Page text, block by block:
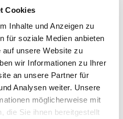
Cookies
Inhalte und Anzeigen zu
für soziale Medien anbieten
unsere Website zu
wir Informationen zu Ihrer
an unsere Partner für
Analysen weiter. Unsere
möglicherweise mit
die Sie ihnen bereitgestellt
gefeilt. Unternehmen
neue Perspektiven
Anmeldung istHIER
TECHNOLOGY -
Workshops in